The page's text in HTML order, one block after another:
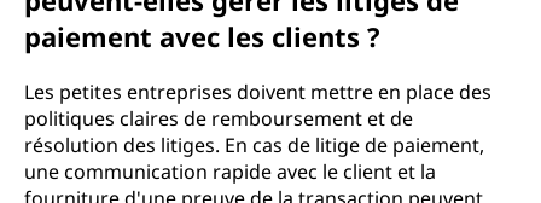
paiement avec les clients ?
Les petites entreprises doivent mettre en place des
politiques claires de remboursement et de
résolution des litiges. En cas de litige de paiement,
une communication rapide avec le client et la